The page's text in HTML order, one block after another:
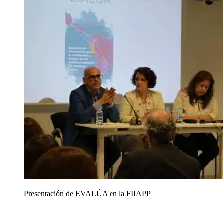
Presentación de EVALÚA en la FIIAPP